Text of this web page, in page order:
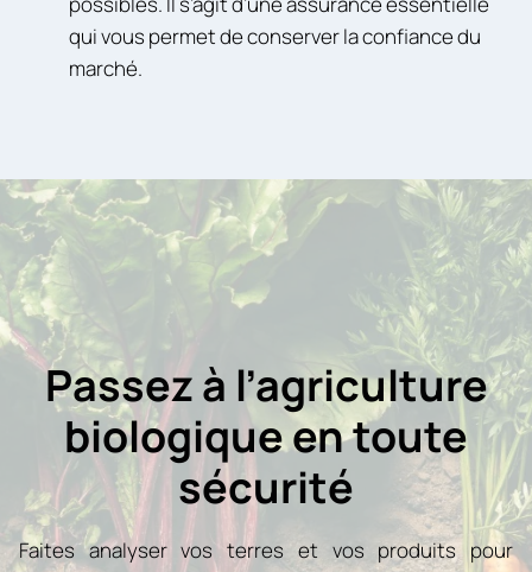
qui vous permet de conserver la confiance du
marché.
Passez à l’agriculture
biologique en toute
sécurité
Faites analyser vos terres et vos produits pour